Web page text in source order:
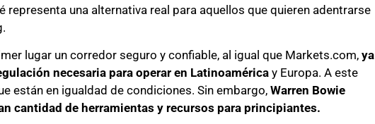
representa una alternativa real para aquellos que quieren adentrarse
lugar un corredor seguro y confiable, al igual que Markets.com, ya
necesaria para operar en Latinoamérica y Europa. A este
están en igualdad de condiciones. Sin embargo, Warren Bowie
cantidad de herramientas y recursos para principiantes.